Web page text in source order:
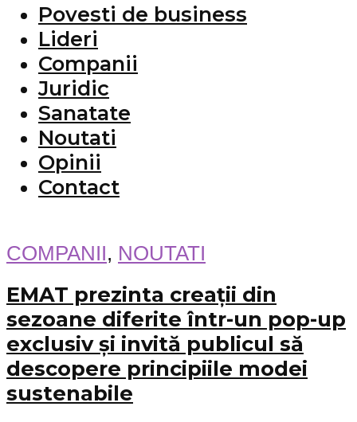
Povesti de business
Lideri
Companii
Juridic
Sanatate
Noutati
Opinii
Contact
COMPANII, NOUTATI
EMAT prezinta creații din
sezoane diferite într-un pop-up
exclusiv și invită publicul să
descopere principiile modei
sustenabile